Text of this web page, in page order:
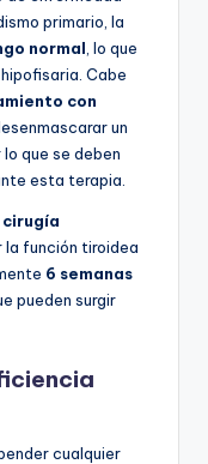
primario, la
normal, lo que
Cabe
con
un
que se deben
esta terapia.
cirugía
la función tiroidea
6 semanas
pueden surgir
cualquier